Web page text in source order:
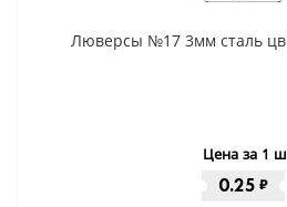
Люверсы №17 3мм сталь цв
Цена за 1
0.25 ₽